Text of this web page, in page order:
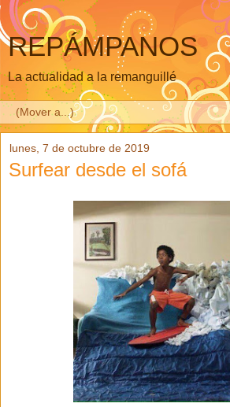
REPÁMPANOS
La actualidad a la remanguillé
lunes, 7 de octubre de 2019
Surfear desde el sofá